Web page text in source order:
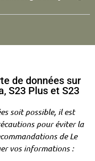
de données sur
S23 Plus et S23
soit possible, il est
pour éviter la
de Le
vos informations :